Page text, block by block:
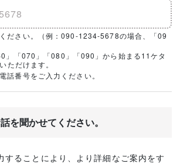
ださい。（例：090-1234-5678の場合、「09
」「070」「080」「090」から始まる11ケタ
ただけます。
話番号をご入力ください。
を聞かせてください。
することにより、より詳細なご案内をす